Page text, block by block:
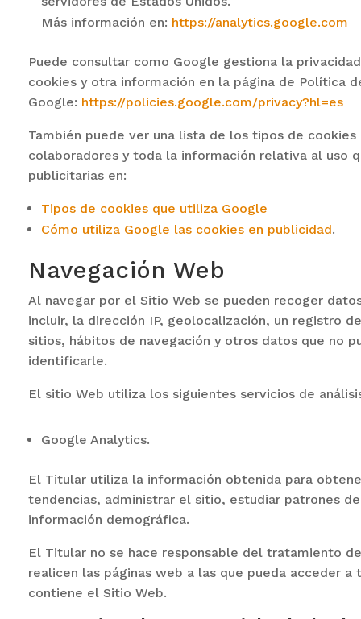
Más información en: https://analytics.google.com
Puede consultar como Google gestiona la
cookies y otra información en la página de Política
Google: https://policies.google.com/privacy?hl=es
También puede ver una lista de los tipos de
colaboradores y toda la información relativa al uso
publicitarias en:
Tipos de cookies que utiliza Google
Cómo utiliza Google las cookies en publicidad.
Navegación Web
Al navegar por el Sitio Web se pueden recoger
incluir, la dirección IP, geolocalización, un registro
sitios, hábitos de navegación y otros datos que no
identificarle.
El sitio Web utiliza los siguientes servicios de
Google Analytics.
El Titular utiliza la información obtenida para
tendencias, administrar el sitio, estudiar patrones
información demográfica.
El Titular no se hace responsable del tratamiento
realicen las páginas web a las que pueda acceder
contiene el Sitio Web.